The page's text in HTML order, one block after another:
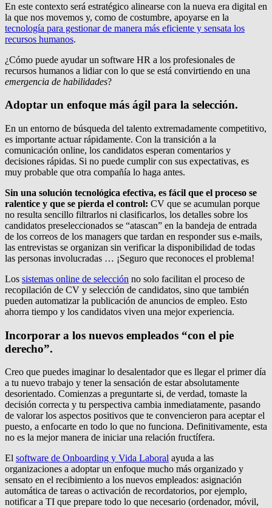
En este contexto será estratégico alinearse con la nueva era digital en
la que nos movemos y, como de costumbre, apoyarse en la
tecnología para gestionar de manera más eficiente y sensata los
recursos humanos.
¿Cómo puede ayudar un software HR a los profesionales de
recursos humanos a lidiar con lo que se está convirtiendo en una
emergencia de habilidades?
Adoptar un enfoque más ágil para la selección.
En un entorno de búsqueda del talento extremadamente competitivo,
es importante actuar rápidamente. Con la transición a la
comunicación online, los candidatos esperan comentarios y
decisiones rápidas. Si no puede cumplir con sus expectativas, es
muy probable que otra compañía lo haga antes.
Sin una solución tecnológica efectiva, es fácil que el proceso se
ralentice y que se pierda el control: CV que se acumulan porque
no resulta sencillo filtrarlos ni clasificarlos, los detalles sobre los
candidatos preseleccionados se “atascan” en la bandeja de entrada
de los correos de los managers que tardan en responder sus e-mails,
las entrevistas se organizan sin verificar la disponibilidad de todas
las personas involucradas … ¡Seguro que reconoces el problema!
Los sistemas online de selección no solo facilitan el proceso de
recopilación de CV y selección de candidatos, sino que también
pueden automatizar la publicación de anuncios de empleo. Esto
ahorra tiempo y los candidatos viven una mejor experiencia.
Incorporar a los nuevos empleados “con el pie
derecho”.
Creo que puedes imaginar lo desalentador que es llegar el primer día
a tu nuevo trabajo y tener la sensación de estar absolutamente
desorientado. Comienzas a preguntarte si, de verdad, tomaste la
decisión correcta y tu perspectiva cambia inmediatamente, pasando
de valorar los aspectos positivos que te convencieron para aceptar el
puesto, a enfocarte en todo lo que no funciona. Definitivamente, esta
no es la mejor manera de iniciar una relación fructífera.
El software de Onboarding y Vida Laboral ayuda a las
organizaciones a adoptar un enfoque mucho más organizado y
sensato en el recibimiento a los nuevos empleados: asignación
automática de tareas o activación de recordatorios, por ejemplo,
notificar a TI que prepare todo lo que necesario (ordenador, móvil,